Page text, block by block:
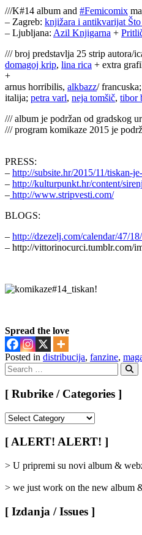
///K#14 album and ‪#‎Femicomix‬
– Zagreb: knjižara i antikvarijat Što
– Ljubljana: Azil Knjigarna +
/// broj predstavlja 25 strip autora/
domagoj krip, lina rica + extra
+
arnus horribilis, alkbazz/
italija; petra varl, neja tomšič, tibor
/// album je podržan od gradskog
/// program komikaze 2015 je
PRESS:
– http://subsite.hr/2015/11/tiskan-
– http://kulturpunkt.hr/content/
– http://www.stripvesti.com/
BLOGS:
– http://dzezelj.com/calendar/47/
– http://vittorinocurci.tumblr.com/
Spread the love
Posted in distribucija, fanzine,
Search
for:
[ Rubrike / Categories ]
/
Categories
]
[ ALERT! ALERT! ]
> U pripremi su novi album &
> we just work on the new album
[ Izdanja / Issues ]